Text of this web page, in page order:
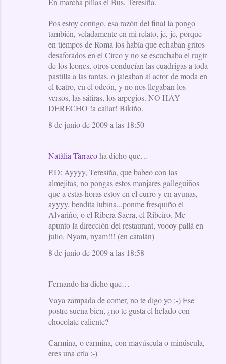
Pos estoy contigo, esa razón del final la pongo
también, veladamente en mi relato, je, je, porque
en tiempos de Roma los había que echaban gritos
desaforados en el Circo y no se escuchaba el rugir
de los leones, otros conducían las cuadrigas a toda
pastilla a las tantas, o jaleaban al actor de moda en
el teatro, en el odeón, y no nos llegaban los
versos, las sátiras, los arpegios. NO HAY
DERECHO !a callar! Bikiño.
8 de junio de 2009 a las 18:50
Natàlia Tàrracoha dicho que…
P.D: Ayyyy, Teresiña, que babeo con las
almejitas, no pongas estos manjares galleguiños
que a estas horas estoy en el curro y en ayunas,
ayyyy, bendita lubina...ponme fresquiño el
Alvariño, o el Ribera Sacra, el Ribeiro. Me
apunto la dirección del restaurant, voooy pallá en
julio. Nyam, nyam!!! (en catalán)
8 de junio de 2009 a las 18:58
Fernando ha dicho que…
Vaya zampada de comer, no te digo yo :-) Ese
postre suena bien, ¿no te gusta el helado con
chocolate caliente?
Carmina, o carmina, con mayúscula o minúscula,
eres una cría :-)